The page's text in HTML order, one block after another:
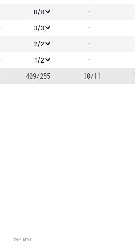
8/8 -
3/3 -
2/2 -
1/2
-
409/255 10/11